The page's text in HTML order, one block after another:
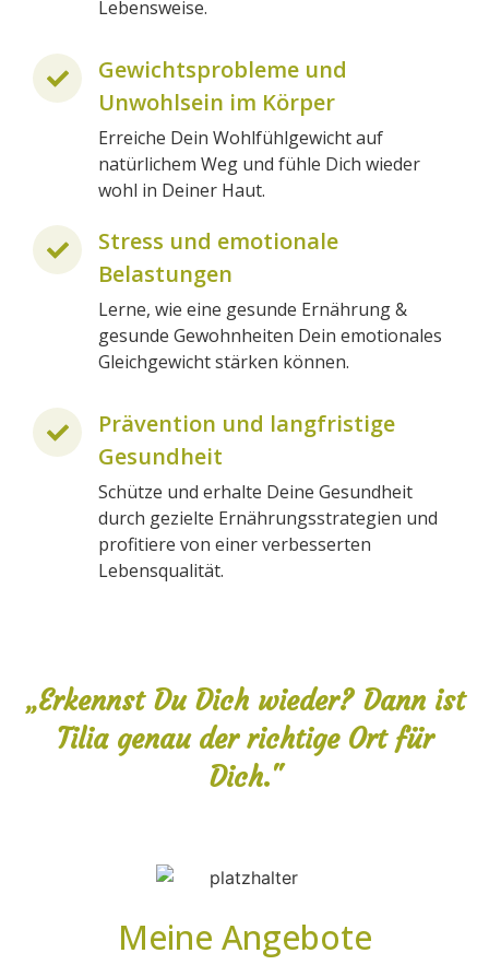
Lebensweise.
Gewichtsprobleme und
Unwohlsein im Körper
Erreiche Dein Wohlfühlgewicht auf
natürlichem Weg und fühle Dich wieder
wohl in Deiner Haut.
Stress und emotionale
Belastungen
Lerne, wie eine gesunde Ernährung &
gesunde Gewohnheiten Dein emotionales
Gleichgewicht stärken können.
Prävention und langfristige
Gesundheit
Schütze und erhalte Deine Gesundheit
durch gezielte Ernährungsstrategien und
profitiere von einer verbesserten
Lebensqualität.
„Erkennst Du Dich wieder? Dann ist
Tilia genau der richtige Ort für
Dich."
Meine Angebote